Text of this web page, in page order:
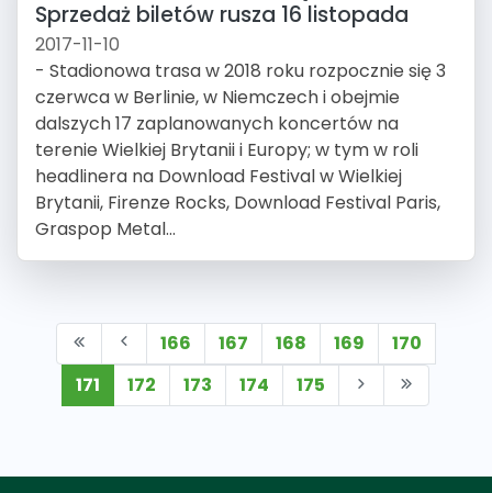
Sprzedaż biletów rusza 16 listopada
2017-11-10
- Stadionowa trasa w 2018 roku rozpocznie się 3
czerwca w Berlinie, w Niemczech i obejmie
dalszych 17 zaplanowanych koncertów na
terenie Wielkiej Brytanii i Europy; w tym w roli
headlinera na Download Festival w Wielkiej
Brytanii, Firenze Rocks, Download Festival Paris,
Graspop Metal...
166 167 168 169
170
171
172 173 174 175